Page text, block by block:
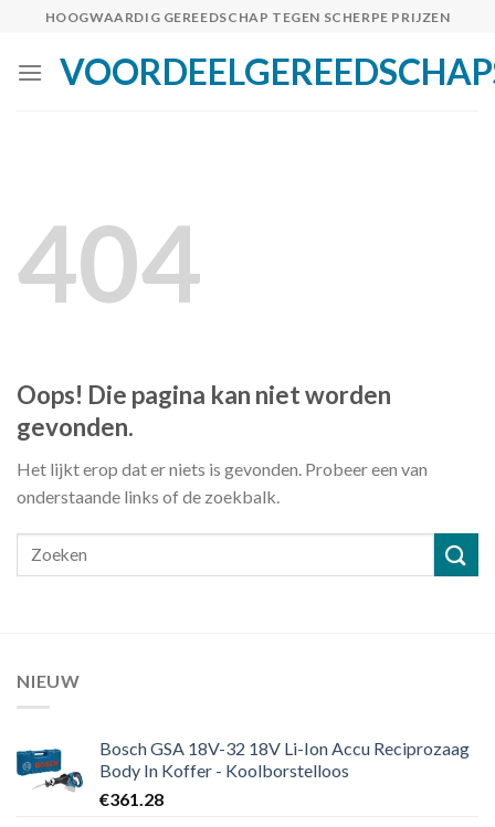
content
HOOGWAARDIG GEREEDSCHAP TEGEN SCHERPE PRIJZEN
404
Oops! Die pagina kan niet worden
gevonden.
Het lijkt erop dat er niets is gevonden. Probeer een van
onderstaande links of de zoekbalk.
NIEUW
Bosch GSA 18V-32 18V Li-Ion Accu Reciprozaag
Body In Koffer - Koolborstelloos
€361.28